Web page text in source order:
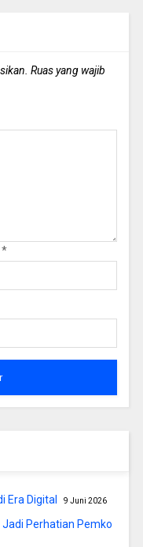
Ruas yang wajib
*
Era Digital 9 Juni 2026
Perhatian Pemko